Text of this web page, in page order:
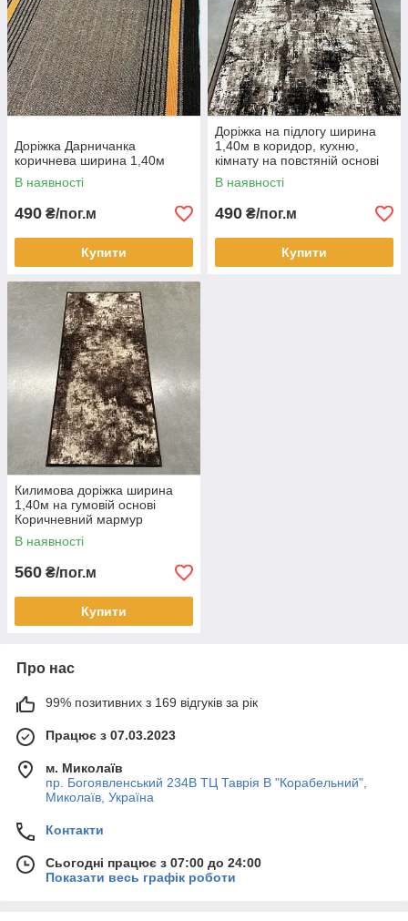
Доріжка Дарничанка
коричнева ширина 1,40м
В наявності
490 ₴/пог.м
Купити
Доріжка на підлогу ширина
1,40м в коридор, кухню,
кімнату на повстяній основі
Ессен
В наявності
490 ₴/пог.м
Купити
Килимова доріжка ширина
1,40м на гумовій основі
Коричневний мармур
В наявності
560 ₴/пог.м
Купити
Про нас
99% позитивних з 169 відгуків за рік
Працює з 07.03.2023
м. Миколаїв
пр. Богоявленський 234В ТЦ Таврія В "Корабельний",
Миколаїв, Україна
Контакти
Сьогодні працює з 07:00 до 24:00
Показати весь графік роботи